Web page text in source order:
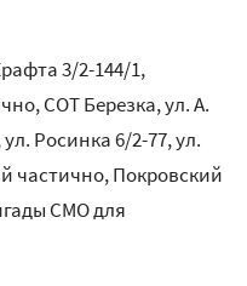
3/2-144/1,
СОТ Березка, ул. А.
Росинка 6/2-77, ул.
частично, Покровский
СМО для